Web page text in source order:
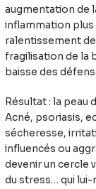
augmentation de
inflammation
ralentissement
fragilisation de la
baisse des
Résultat : la peau
Acné, psoriasis,
sécheresse,
influencés ou
devenir un cercle
du stress… qui